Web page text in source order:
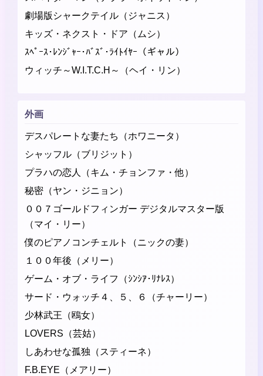
劇場版シャークテイル（ジャニス）
キッズ・ネクスト・ドア（ムシ）
ｽﾍﾟｰｽ･ﾚﾝｼﾞｬｰ･ﾊﾞｽﾞ･ﾗｲﾄｲﾔｰ（ギャル）
ウィッチ～W.I.T.C.H～（ヘイ・リン）
外画
デスパレートな妻たち（ホワニータ）
シャッフル（ブリジット）
プラハの恋人（キム・チョンファ・他）
秘密（ヤン・ジニョン）
００７ゴールドフィンガー デジタルマスター版
（マイ・リー）
僕のピアノコンチェルト（ニックの妻）
１００年後（メリー）
ゲーム・オブ・ライフ（ｼﾝｼｱ･ﾘﾅﾚｽ）
サード・ウォッチ４、５、６（チャーリー）
少林武王（鴎女）
LOVERS（芸姑）
しあわせな孤独（スティーネ）
F.B.EYE（メアリー）